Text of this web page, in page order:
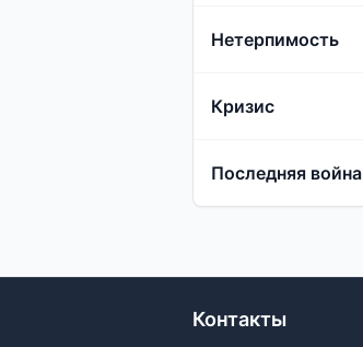
Нетерпимость
Кризис
Последняя война
Контакты